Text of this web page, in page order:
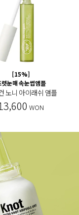
[15%]
렷눈매 속눈썹앰플
노니 아이래쉬 앰플
WON